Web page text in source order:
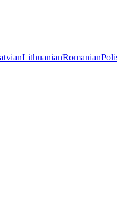
LithuanianRomanian